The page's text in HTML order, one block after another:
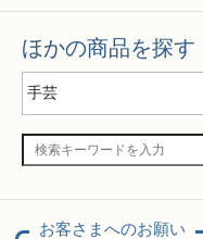
ほかの商品を探す
お客さまへのお願い